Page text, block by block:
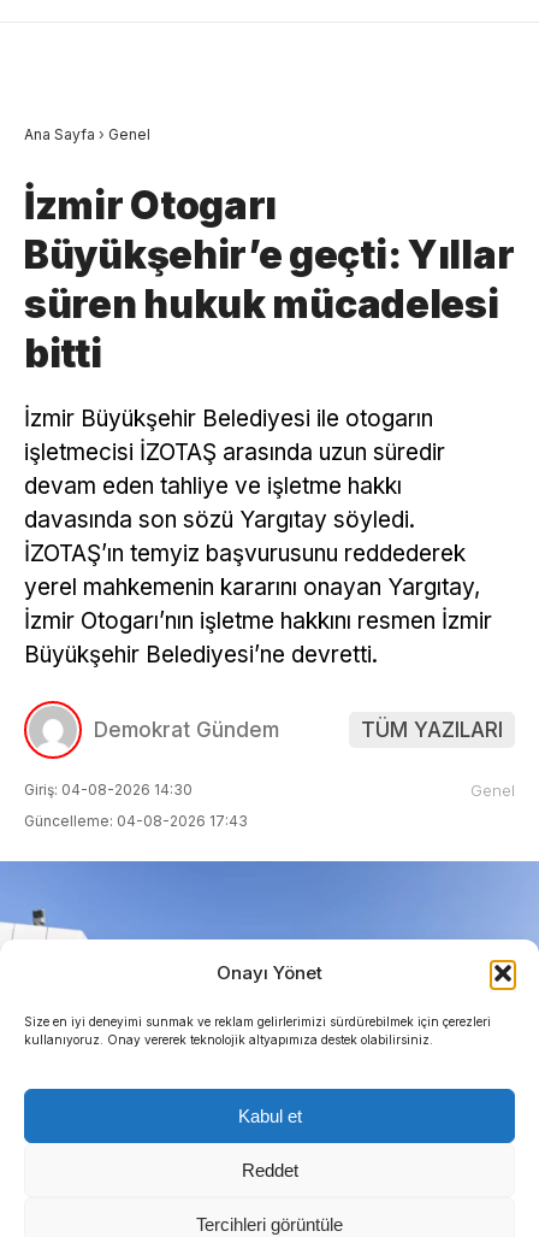
Onayı Yönet
Size en iyi deneyimi sunmak ve reklam gelirlerimizi sürdürebilmek için çerezleri
kullanıyoruz. Onay vererek teknolojik altyapımıza destek olabilirsiniz.
Kabul et
Reddet
Tercihleri görüntüle
Ana Sayfa › Genel
İzmir Otogarı
Büyükşehir’e geçti: Yıllar
süren hukuk mücadelesi
bitti
İzmir Büyükşehir Belediyesi ile otogarın
işletmecisi İZOTAŞ arasında uzun süredir
devam eden tahliye ve işletme hakkı
davasında son sözü Yargıtay söyledi.
İZOTAŞ’ın temyiz başvurusunu reddederek
yerel mahkemenin kararını onayan Yargıtay,
İzmir Otogarı’nın işletme hakkını resmen İzmir
Büyükşehir Belediyesi’ne devretti.
Demokrat Gündem TÜM YAZILARI
Giriş: 04-08-2026 14:30
Güncelleme: 04-08-2026 17:43
Genel